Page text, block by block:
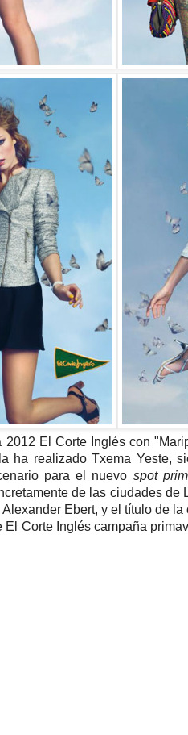
2012 El Corte Inglés con
ha realizado Txema Yeste,
para el nuevo spot
de las ciudades de
Ebert, y el título de la
El Corte Inglés campaña